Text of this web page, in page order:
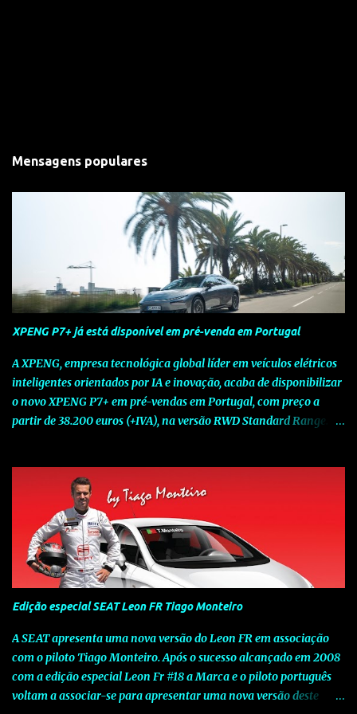
Mensagens populares
XPENG P7+ já está disponível em pré-venda em Portugal
A XPENG, empresa tecnológica global líder em veículos elétricos
inteligentes orientados por IA e inovação, acaba de disponibilizar
o novo XPENG P7+ em pré-vendas em Portugal, com preço a
partir de 38.200 euros (+IVA), na versão RWD Standard Range.
num momento decisivo, em que a indústria automóvel evolui da
mobilidade baseada na potência para a mobilidade baseada na
inteligência. Concebido como um fastback preparado para o
futuro e otimizado por Inteligência Artificial (IA), o novo XPENG
P7+ combina uma arquitetura inteligente avançada, um espaço
de referência no segmento e grande versatilidade para viagens,
respondendo às exigências do quotidiano europeu e refletindo o
compromisso de longo prazo da XPENG com a mobilidade
elétrica centrada no utilizador. O novo XPENG P7+ destaca-se
pela exclusividade do chip TURING AI, que oferece até 750 TOPS
de capacidade de computaç...
Edição especial SEAT Leon FR Tiago Monteiro
A SEAT apresenta uma nova versão do Leon FR em associação
com o piloto Tiago Monteiro. Após o sucesso alcançado em 2008
com a edição especial Leon Fr #18 a Marca e o piloto português
voltam a associar-se para apresentar uma nova versão deste